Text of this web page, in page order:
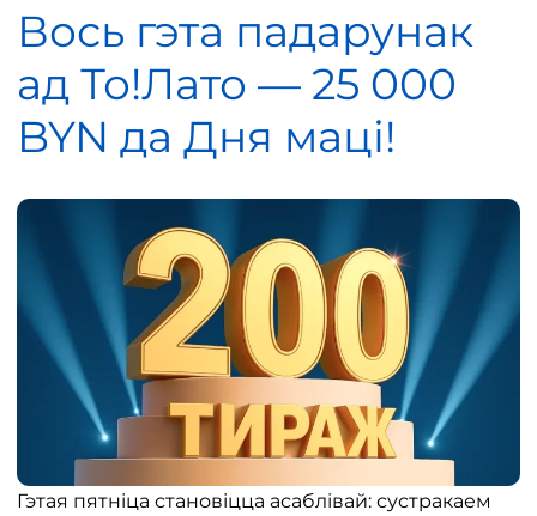
Вось гэта падарунак
ад То!Лато — 25 000
BYN да Дня маці!
Гэтая пятніца становіцца асаблівай: сустракаем